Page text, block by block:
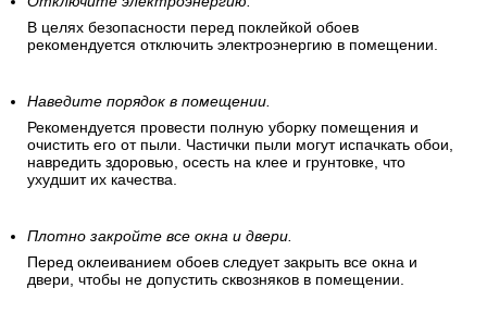
В целях безопасности перед поклейкой обоев
рекомендуется отключить электроэнергию в помещении.
Наведите порядок в помещении.
Рекомендуется провести полную уборку помещения и
очистить его от пыли. Частички пыли могут испачкать обои,
навредить здоровью, осесть на клее и грунтовке, что
ухудшит их качества.
Плотно закройте все окна и двери.
Перед оклеиванием обоев следует закрыть все окна и
двери, чтобы не допустить сквозняков в помещении.